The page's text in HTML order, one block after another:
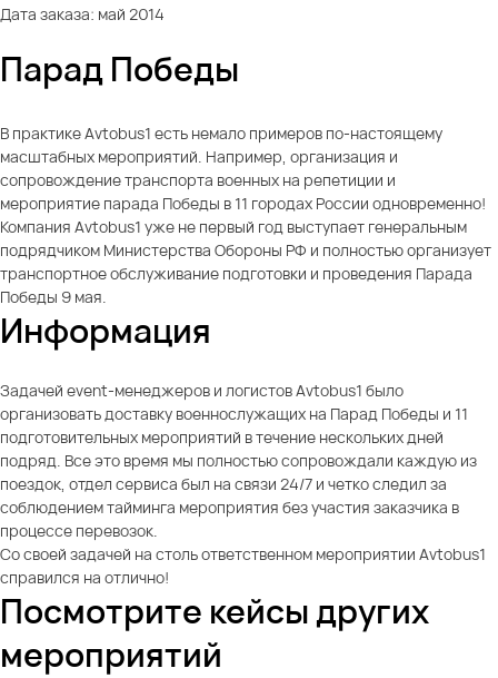
Дата заказа: май 2014
Парад Победы
В практике Avtobus1 есть немало примеров по-настоящему
масштабных мероприятий. Например, организация и
сопровождение транспорта военных на репетиции и
мероприятие парада Победы в 11 городах России одновременно!
Компания Аvtobus1 уже не первый год выступает генеральным
подрядчиком Министерства Обороны РФ и полностью организует
транспортное обслуживание подготовки и проведения Парада
Победы 9 мая.
Информация
Задачей event-менеджеров и логистов Avtobus1 было
организовать доставку военнослужащих на Парад Победы и 11
подготовительных мероприятий в течение нескольких дней
подряд. Все это время мы полностью сопровождали каждую из
поездок, отдел сервиса был на связи 24/7 и четко следил за
соблюдением тайминга мероприятия без участия заказчика в
процессе перевозок.
Со своей задачей на столь ответственном мероприятии Avtobus1
справился на отлично!
Посмотрите кейсы других
мероприятий